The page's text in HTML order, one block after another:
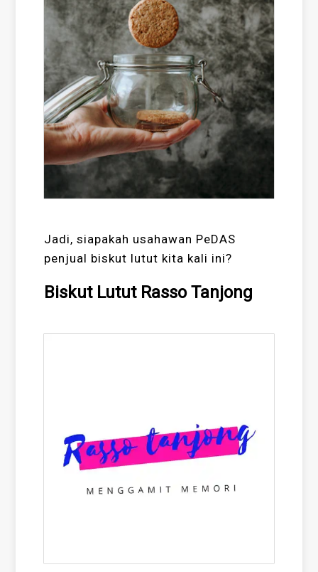
Jadi, siapakah usahawan PeDAS
penjual biskut lutut kita kali ini?
Biskut Lutut Rasso Tanjong